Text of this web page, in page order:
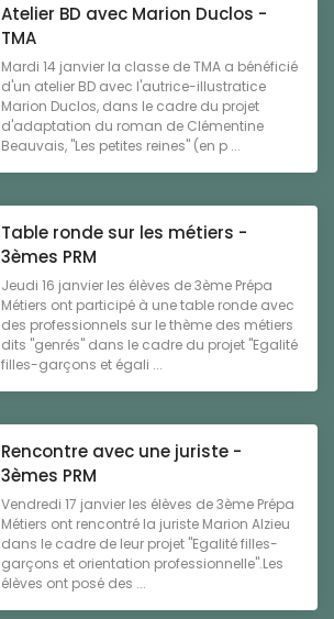
Atelier BD avec Marion Duclos -
TMA
Mardi 14 janvier la classe de TMA a bénéficié
d'un atelier BD avec l'autrice-illustratice
Marion Duclos, dans le cadre du projet
d'adaptation du roman de Clémentine
Beauvais, "Les petites reines" (en p ...
Table ronde sur les métiers -
3èmes PRM
Jeudi 16 janvier les élèves de 3ème Prépa
Métiers ont participé à une table ronde avec
des professionnels sur le thème des métiers
dits "genrés" dans le cadre du projet "Egalité
filles-garçons et égali ...
Rencontre avec une juriste -
3èmes PRM
Vendredi 17 janvier les élèves de 3ème Prépa
Métiers ont rencontré la juriste Marion Alzieu
dans le cadre de leur projet "Egalité filles-
garçons et orientation professionnelle".Les
élèves ont posé des ...